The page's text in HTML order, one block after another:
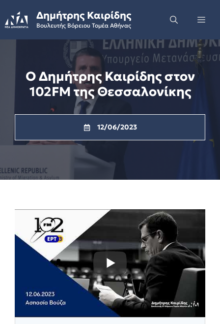
to
content
Δημήτρης Καιρίδης
Βουλευτής Βόρειου Τομέα Αθήνας
Ο Δημήτρης Καιρίδης στον
102FM της Θεσσαλονίκης
12/06/2023